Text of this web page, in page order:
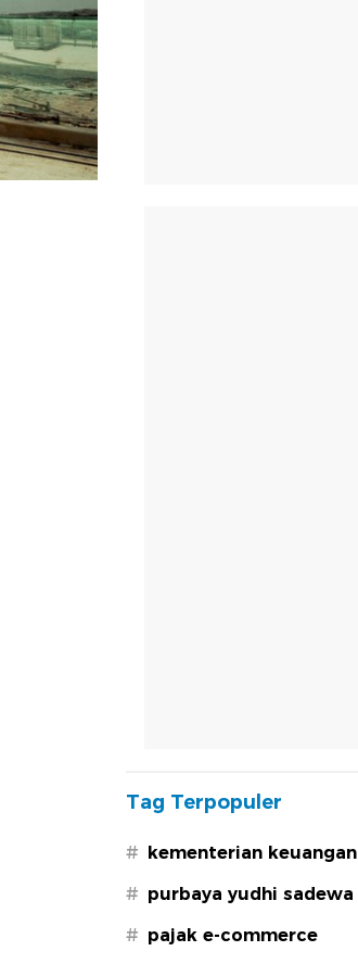
Tag Terpopuler
# kementerian keuangan
# purbaya yudhi sadewa
# pajak e-commerce